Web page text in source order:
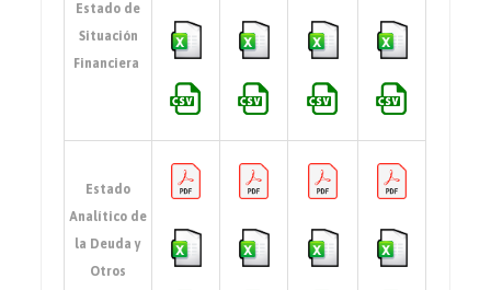
Estado de
Situación
Financiera
Estado
Analítico de
la Deuda y
Otros